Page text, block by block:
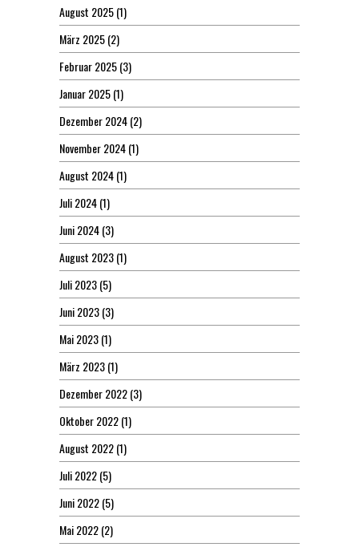
August 2025(1)
März 2025(2)
Februar 2025(3)
Januar 2025(1)
Dezember 2024(2)
November 2024(1)
August 2024(1)
Juli 2024(1)
Juni 2024(3)
August 2023(1)
Juli 2023(5)
Juni 2023(3)
Mai 2023(1)
März 2023(1)
Dezember 2022(3)
Oktober 2022(1)
August 2022(1)
Juli 2022(5)
Juni 2022(5)
Mai 2022(2)